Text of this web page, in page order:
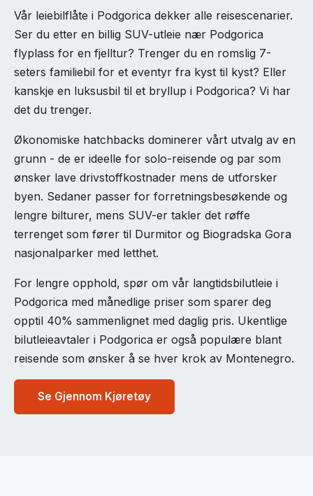
Vår leiebilflåte i Podgorica dekker alle reisescenarier.
Ser du etter en billig SUV-utleie nær Podgorica
flyplass for en fjelltur? Trenger du en romslig 7-
seters familiebil for et eventyr fra kyst til kyst? Eller
kanskje en luksusbil til et bryllup i Podgorica? Vi har
det du trenger.
Økonomiske hatchbacks dominerer vårt utvalg av en
grunn - de er ideelle for solo-reisende og par som
ønsker lave drivstoffkostnader mens de utforsker
byen. Sedaner passer for forretningsbesøkende og
lengre bilturer, mens SUV-er takler det røffe
terrenget som fører til Durmitor og Biogradska Gora
nasjonalparker med letthet.
For lengre opphold, spør om vår langtidsbilutleie i
Podgorica med månedlige priser som sparer deg
opptil 40% sammenlignet med daglig pris. Ukentlige
bilutleieavtaler i Podgorica er også populære blant
reisende som ønsker å se hver krok av Montenegro.
Se Gjennom Kjøretøy